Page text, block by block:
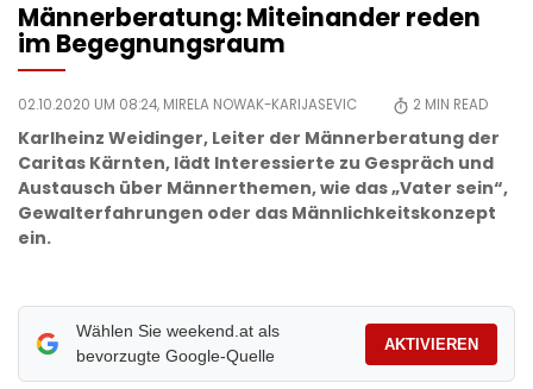
Männerberatung: Miteinander reden
im Begegnungsraum
02.10.2020 UM 08:24, MIRELA NOWAK-KARIJASEVIC 2 MIN READ
Karlheinz Weidinger, Leiter der Männerberatung der
Caritas Kärnten, lädt Interessierte zu Gespräch und
Austausch über Männerthemen, wie das „Vater sein“,
Gewalterfahrungen oder das Männlichkeitskonzept
ein.
Wählen Sie weekend.at als
bevorzugte Google-Quelle
AKTIVIEREN